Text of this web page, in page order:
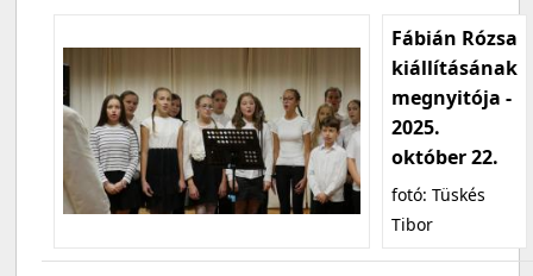
Fábián Rózsa
kiállításának
megnyitója -
2025.
október 22.
fotó: Tüskés
Tibor